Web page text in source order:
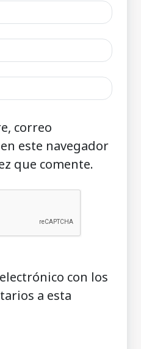
correo
este navegador
que comente.
con los
a esta